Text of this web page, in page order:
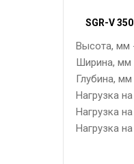
SGR-V
Высота, мм
Ширина, мм
Глубина,
Нагрузка
Нагрузка
Нагрузка